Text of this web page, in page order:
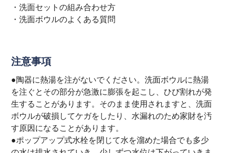
・洗面セットの組み合わせ方
・洗面ボウルのよくある質問
注意事項
●陶器に熱湯を注がないでください。洗面ボウルに熱湯
を注ぐとその部分が急激に膨張を起こし、ひび割れが発
生することがあります。そのまま使用されますと、洗面
ボウルが破損してケガをしたり、水漏れのため家財を汚
す原因になることがあります。
●ポップアップ式水栓を閉じて水を溜めた場合でも多少